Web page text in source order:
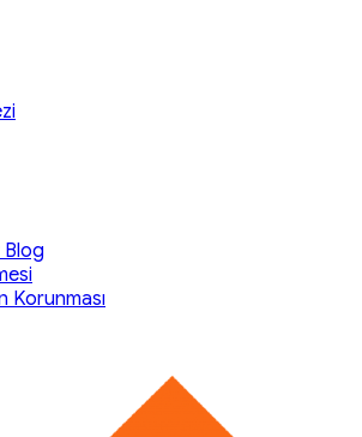
Blog
Korunması